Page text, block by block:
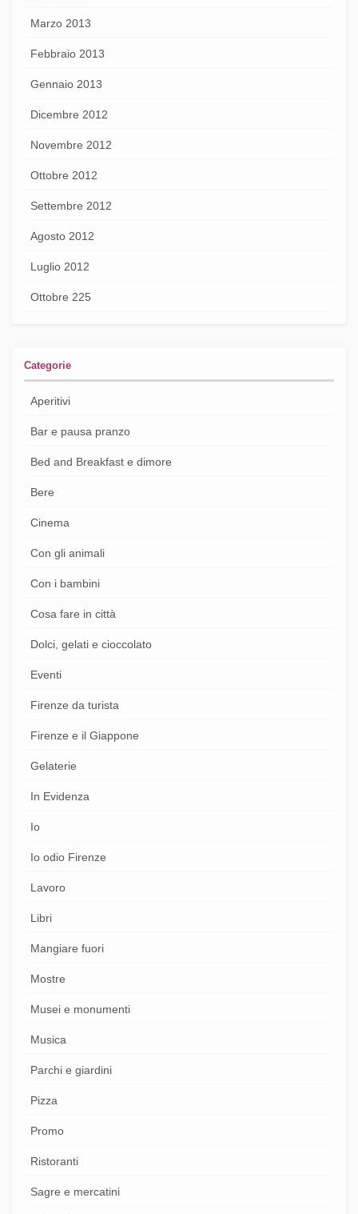
Marzo 2013
Febbraio 2013
Gennaio 2013
Dicembre 2012
Novembre 2012
Ottobre 2012
Settembre 2012
Agosto 2012
Luglio 2012
Ottobre 225
Categorie
Aperitivi
Bar e pausa pranzo
Bed and Breakfast e dimore
Bere
Cinema
Con gli animali
Con i bambini
Cosa fare in città
Dolci, gelati e cioccolato
Eventi
Firenze da turista
Firenze e il Giappone
Gelaterie
In Evidenza
Io
Io odio Firenze
Lavoro
Libri
Mangiare fuori
Mostre
Musei e monumenti
Musica
Parchi e giardini
Pizza
Promo
Ristoranti
Sagre e mercatini